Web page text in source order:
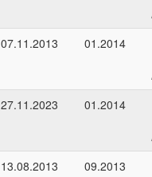
07.11.2013
01.2014
27.11.2023
01.2014
13.08.2013
09.2013